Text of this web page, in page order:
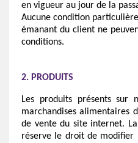
en vigueur au jour de la
Aucune condition
émanant du client ne
conditions.
2. PRODUITS
Les produits présents sur
marchandises alimentaires
de vente du site internet. La
réserve le droit de modifier